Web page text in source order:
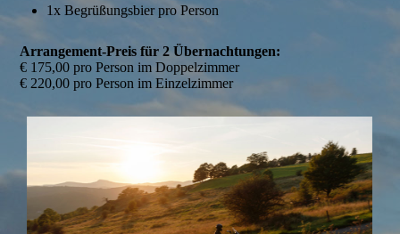
1x Begrüßungsbier pro Person
Arrangement-Preis für 2 Übernachtungen:
€ 175,00 pro Person im Doppelzimmer
€ 220,00 pro Person im Einzelzimmer